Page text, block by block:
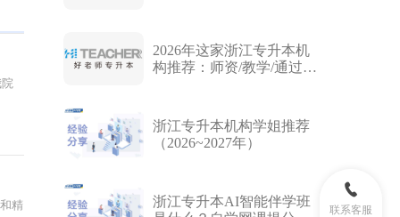
联系客服
精
2026年这家浙江专升本机
构推荐：师资/教学/通过率/
浙江专升本机构学姐推荐
（2026~2027年）
浙江专升本AI智能伴学班